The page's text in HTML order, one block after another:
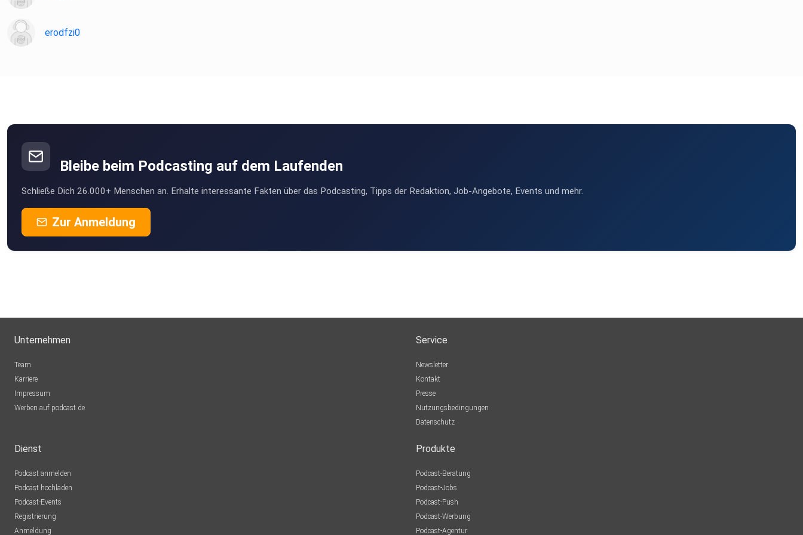
erodfzi0
Bleibe beim Podcasting auf dem Laufenden
Schließe Dich 26.000+ Menschen an. Erhalte interessante Fakten über das Podcasting, Tipps der Redaktion, Job-Angebote, Events und mehr.
Zur Anmeldung
Unternehmen
Team
Karriere
Impressum
Werben auf podcast.de
Service
Newsletter
Kontakt
Presse
Nutzungsbedingungen
Datenschutz
Dienst
Podcast anmelden
Podcast hochladen
Podcast-Events
Registrierung
Anmeldung
Produkte
Podcast-Beratung
Podcast-Jobs
Podcast-Push
Podcast-Werbung
Podcast-Agentur